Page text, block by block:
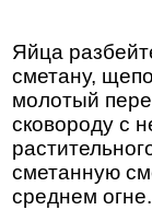
Яйца
сметану,
молотый
сковороду с
сметанную
среднем огне.